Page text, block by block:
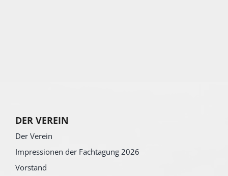
DER VEREIN
Der Verein
Impressionen der Fachtagung 2026
Vorstand